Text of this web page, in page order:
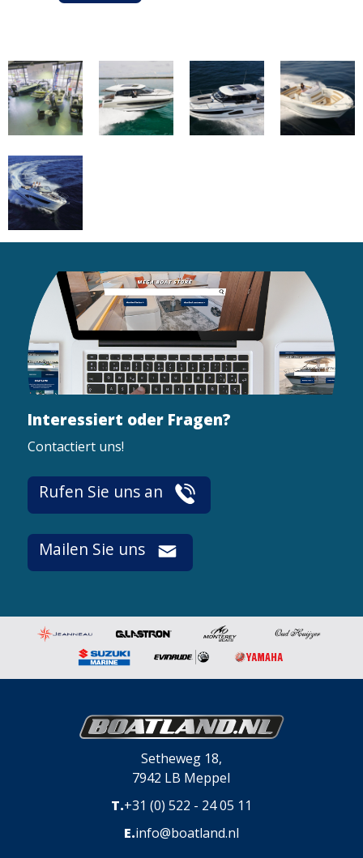
Interessiert oder Fragen?
Contactiert uns!
Rufen Sie uns an
Mailen Sie uns
Setheweg 18,
7942 LB Meppel
T.+31 (0) 522 - 24 05 11
E.info@boatland.nl